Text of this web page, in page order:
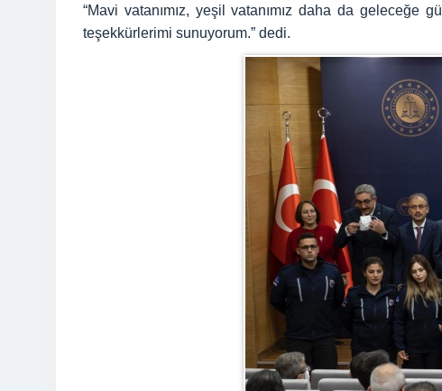
“Mavi vatanımız, yeşil vatanımız daha da geleceğe
teşekkürlerimi sunuyorum.” dedi.